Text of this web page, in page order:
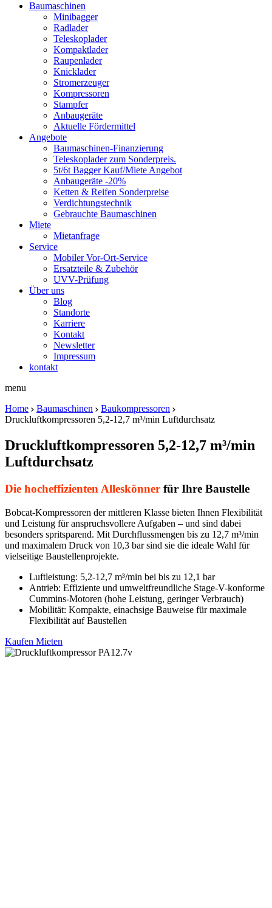
Baumaschinen
Minibagger
Radlader
Teleskoplader
Kompaktlader
Raupenlader
Knicklader
Stromerzeuger
Kompressoren
Stampfer
Anbaugeräte
Aktuelle Fördermittel
Angebote
Baumaschinen-Finanzierung
Teleskoplader zum Sonderpreis.
5t/6t Bagger Kauf/Miete Angebot
Anbaugeräte -20%
Ketten & Reifen Sonderpreise
Verdichtungstechnik
Gebrauchte Baumaschinen
Miete
Mietanfrage
Service
Mobiler Vor-Ort-Service
Ersatzteile & Zubehör
UVV-Prüfung
Über uns
Blog
Standorte
Karriere
Kontakt
Newsletter
Impressum
kontakt
menu
Home
Baumaschinen
Baukompressoren
Druckluftkompressoren 5,2-12,7 m³/min Luftdurchsatz
Druckluftkompressoren 5,2-12,7 m³/min
Luftdurchsatz
Die hocheffizienten Alleskönner für Ihre Baustelle
Bobcat-Kompressoren der mittleren Klasse bieten Ihnen Flexibilität
und Leistung für anspruchsvollere Aufgaben – und sind dabei
besonders spritsparend. Mit Durchflussmengen bis zu 12,7 m³/min
und maximalem Druck von 10,3 bar sind sie die ideale Wahl für
vielseitige Baustellenprojekte.
Luftleistung: 5,2-12,7 m³/min bei bis zu 12,1 bar
Antrieb: Effiziente und umweltfreundliche Stage-V-konforme
Cummins-Motoren (hohe Leistung, geringer Verbrauch)
Mobilität: Kompakte, einachsige Bauweise für maximale
Flexibilität auf Baustellen
Kaufen Mieten